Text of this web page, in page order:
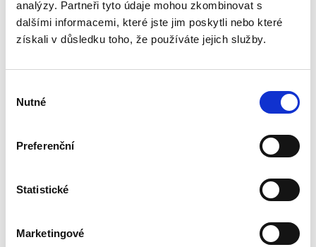
analýzy. Partneři tyto údaje mohou zkombinovat s
dalšími informacemi, které jste jim poskytli nebo které
získali v důsledku toho, že používáte jejich služby.
souhlasu
Nutné
Preferenční
Statistické
Marketingové
2. vydání
2. VYDÁNÍ
Karel Svoboda
Reflektuje posun v judikatuře a literatuře a
reaguje na nové výkladové problémy. Některé